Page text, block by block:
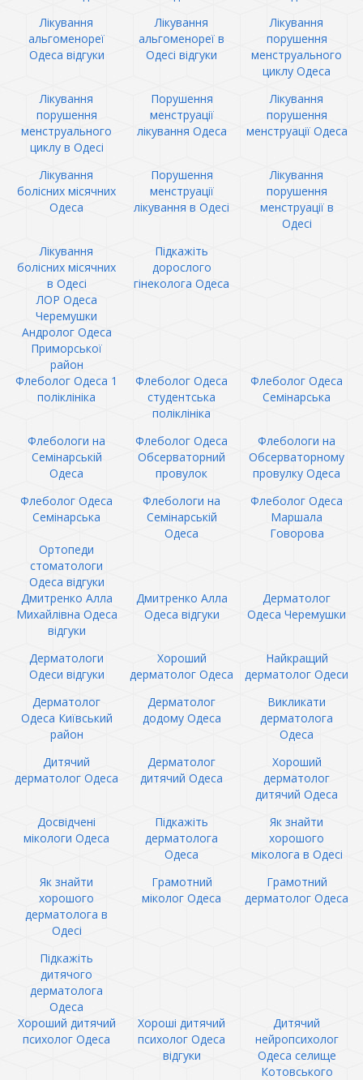
Лікування
альгоменореї
Одеса відгуки
Лікування
альгоменореї в
Одесі відгуки
Лікування
порушення
менструального
циклу Одеса
Лікування
порушення
менструального
циклу в Одесі
Порушення
менструації
лікування Одеса
Лікування
порушення
менструації Одеса
Лікування
болісних місячних
Одеса
Порушення
менструації
лікування в Одесі
Лікування
порушення
менструації в
Одесі
Лікування
болісних місячних
в Одесі
Підкажіть
дорослого
гінеколога Одеса
ЛОР Одеса
Черемушки
Андролог Одеса
Приморської
район
Флеболог Одеса 1
поліклініка
Флеболог Одеса
студентська
поліклініка
Флеболог Одеса
Семінарська
Флебологи на
Семінарській
Одеса
Флеболог Одеса
Обсерваторний
провулок
Флебологи на
Обсерваторному
провулку Одеса
Флеболог Одеса
Семінарська
Флебологи на
Семінарській
Одеса
Флеболог Одеса
Маршала
Говорова
Ортопеди
стоматологи
Одеса відгуки
Дмитренко Алла
Михайлівна Одеса
відгуки
Дмитренко Алла
Одеса відгуки
Дерматолог
Одеса Черемушки
Дерматологи
Одеси відгуки
Хороший
дерматолог Одеса
Найкращий
дерматолог Одеси
Дерматолог
Одеса Київський
район
Дерматолог
додому Одеса
Викликати
дерматолога
Одеса
Дитячий
дерматолог Одеса
Дерматолог
дитячий Одеса
Хороший
дерматолог
дитячий Одеса
Досвідчені
мікологи Одеса
Підкажіть
дерматолога
Одеса
Як знайти
хорошого
міколога в Одесі
Як знайти
хорошого
дерматолога в
Одесі
Грамотний
міколог Одеса
Грамотний
дерматолог Одеса
Підкажіть
дитячого
дерматолога
Одеса
Хороший дитячий
психолог Одеса
Хороші дитячий
психолог Одеса
відгуки
Дитячий
нейропсихолог
Одеса селище
Котовського